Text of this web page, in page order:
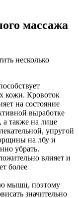
массажа
несколько
кожи. Кровоток
на состояние
выработке
а также на лице
упругой
на лбу и
убрать.
влияет и
более
мышц, поэтому
значительно